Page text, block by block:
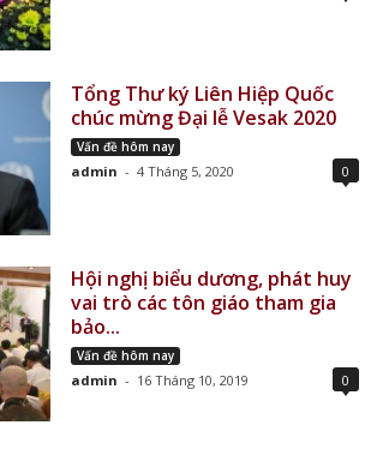
Tổng Thư ký Liên Hiệp Quốc
chúc mừng Đại lễ Vesak 2020
Vấn đề hôm nay
admin - 4 Tháng 5, 2020 0
Hội nghị biểu dương, phát huy
vai trò các tôn giáo tham gia
bảo...
Vấn đề hôm nay
admin - 16 Tháng 10, 2019 0